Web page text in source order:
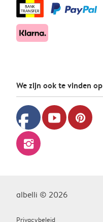
We zijn ook te vinden op
facebook youtube pinterest
instagram
albelli © 2026
Privacybeleid